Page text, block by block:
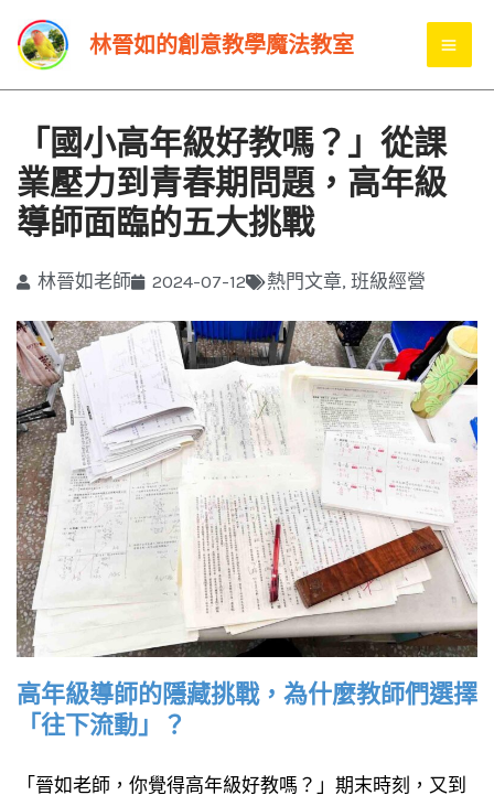
主
林晉如的創意教學魔法教室
「國小高年級好教嗎？」從課
業壓力到青春期問題，高年級
導師面臨的五大挑戰
林晉如老師 2024-07-12 熱門文章, 班級經營
高年級導師的隱藏挑戰，為什麼教師們選擇
「往下流動」？
「晉如老師，你覺得高年級好教嗎？」期末時刻，又到